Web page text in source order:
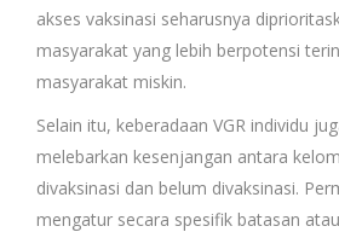
akses vaksinasi seharusnya
masyarakat yang lebih berpotensi
masyarakat miskin.
Selain itu, keberadaan VGR individu
melebarkan kesenjangan antara
divaksinasi dan belum divaksinasi.
mengatur secara spesifik batasan